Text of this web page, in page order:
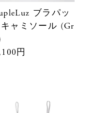
ブラパッ
キャミソール (Gr
円